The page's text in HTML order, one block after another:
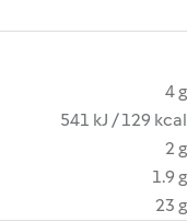
4 g
541 kJ / 129 kcal
2 g
1.9 g
23 g